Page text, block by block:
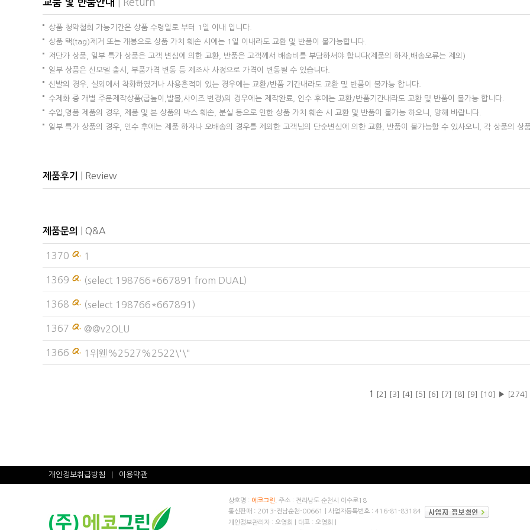
교품 및 반품안내 | Return
상품 청약철회 가능기간은 상품 수령일로 부터 1일 이내 입니다.
상품 택(tag)제거 또는 개봉으로 상품 가치 훼손 시에는 1일 이내라도 교환 및 반품이 불가능합니다.
저단가 상품, 일부 특가 상품은 고객 변심에 의한 교환, 반품은 고객께서 배송비를 부담하셔야 합니다(제품의 하자,배송오류는 제외)
일부 상품은 신모델 출시, 부품가격 변동 등 제조사 사정으로 가격이 변동될 수 있습니다.
신발의 경우, 실외에서 착화하였거나 사용흔적이 있는 경우에는 교환/반품 기간내라도 교환 및 반품이 불가능 합니다.
수제화 중 개별 주문제작상품(굽높이,발볼,사이즈 변경)의 경우에는 제작완료, 인수 후에는 교환/반품기간내라도 교환 및 반품이 불가능 합니다.
수입,명품 제품의 경우, 제품 및 본 상품의 박스 훼손, 분실 등으로 인한 상품 가치 훼손 시 교환 및 반품이 불가능 하오니, 양해 바랍니다.
일부 특가 상품의 경우, 인수 후에는 제품 하자나 오배송의 경우를 제외한 고객님의 단순변심에 의한 교환, 반품이 불가능할 수 있사오니, 각 상품의 상
개인정보취급방침 이용약관
상호명 : 에코그린 . 주소 : 전라남도 순천시 이수로18
통신판매 : 2013-전남순천-00661
사업자등록번호 : 416-81-83184
개인정보관리자 : 오영희
대표 : 오영희